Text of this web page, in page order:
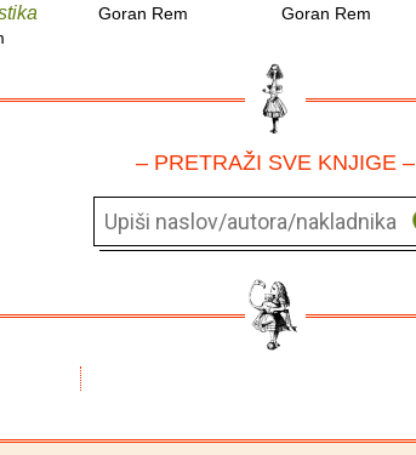
Goran Rem Goran Rem
– PRETRAŽI SVE KNJIGE –